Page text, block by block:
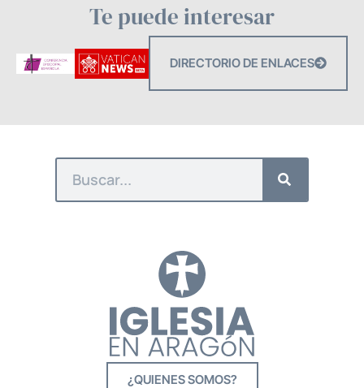
Te puede interesar
DIRECTORIO DE ENLACES
¿QUIENES SOMOS?